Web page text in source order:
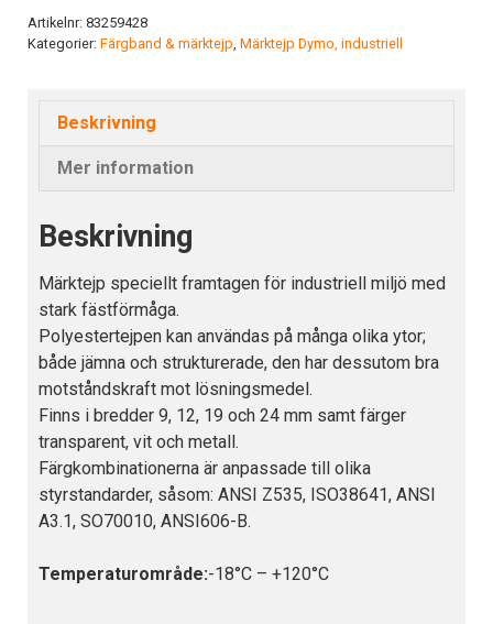
Färg:
Artikelnr: 83259428
Kategorier: Färgband & märktejp Märktejp Dymo, industriell
Beskrivning
Mer information
Beskrivning
Märktejp speciellt framtagen för industriell miljö med
stark fästförmåga.
Polyestertejpen kan användas på många olika ytor;
både jämna och strukturerade, den har dessutom bra
motståndskraft mot lösningsmedel.
Finns i bredder 9, 12, 19 och 24 mm samt färger
transparent, vit och metall.
Färgkombinationerna är anpassade till olika
styrstandarder, såsom: ANSI Z535, ISO38641, ANSI
A3.1, SO70010, ANSI606-B.
Temperaturområde:-18°C – +120°C